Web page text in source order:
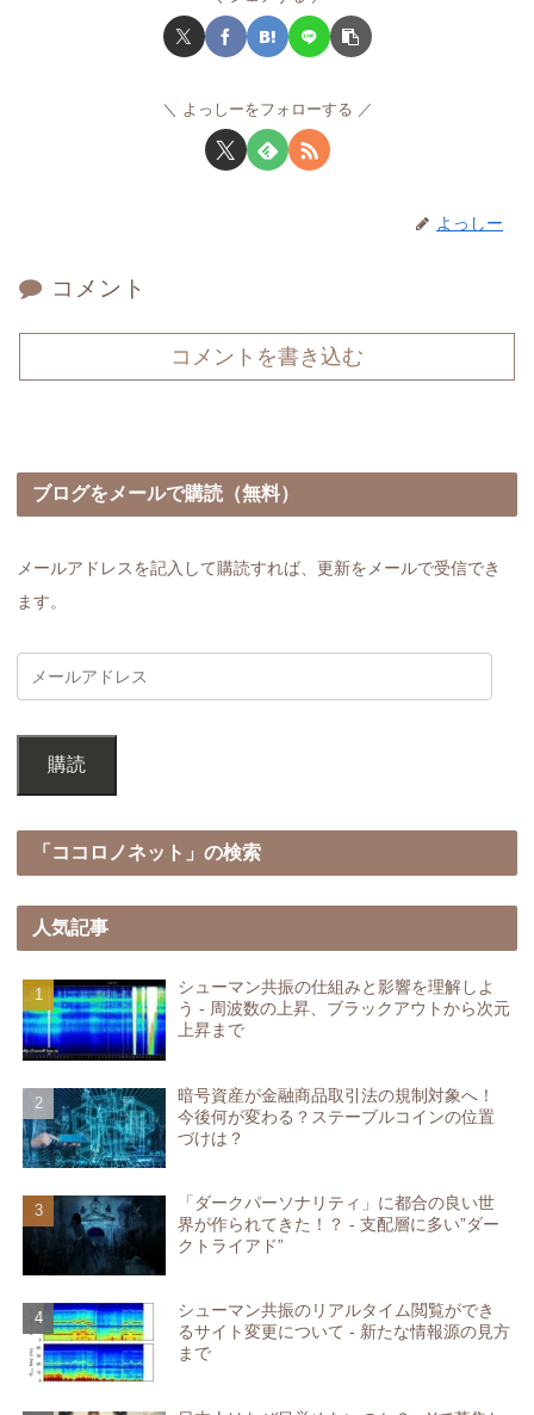
よっしーをフォローする
よっしー
コメント
コメントを書き込む
ブログをメールで購読（無料）
メールアドレスを記入して購読すれば、更新をメールで受信でき
ます。
購読
「ココロノネット」の検索
人気記事
シューマン共振の仕組みと影響を理解しよ
う - 周波数の上昇、ブラックアウトから次元
上昇まで
暗号資産が金融商品取引法の規制対象へ！
今後何が変わる？ステーブルコインの位置
づけは？
「ダークパーソナリティ」に都合の良い世
界が作られてきた！？ - 支配層に多い”ダー
クトライアド”
シューマン共振のリアルタイム閲覧ができ
るサイト変更について - 新たな情報源の見方
まで